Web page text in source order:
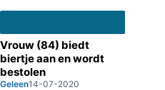
Vrouw (84) biedt
biertje aan en wordt
bestolen
Geleen14-07-2020